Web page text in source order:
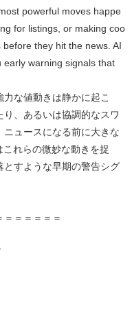
powerful moves happe
for listings, or making coo
they hit the news. AI
warning signals that
な値動きは静かに起こ
、あるいは協調的なスワ
ュースになる前に大きな
れらの微妙な動きを捉
とすような早期の警告シグ
＝＝＝＝＝＝